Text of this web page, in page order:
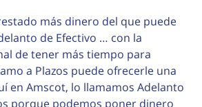
más dinero del que puede
de Efectivo … con la
de tener más tiempo para
a Plazos puede ofrecerle una
en Amscot, lo llamamos Adelanto
porque podemos poner dinero